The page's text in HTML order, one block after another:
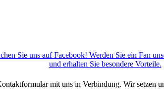
Sie uns auf Facebook! Werden Sie ein Fan
und erhalten Sie besondere Vorteile.
mit uns in Verbindung. Wir setzen